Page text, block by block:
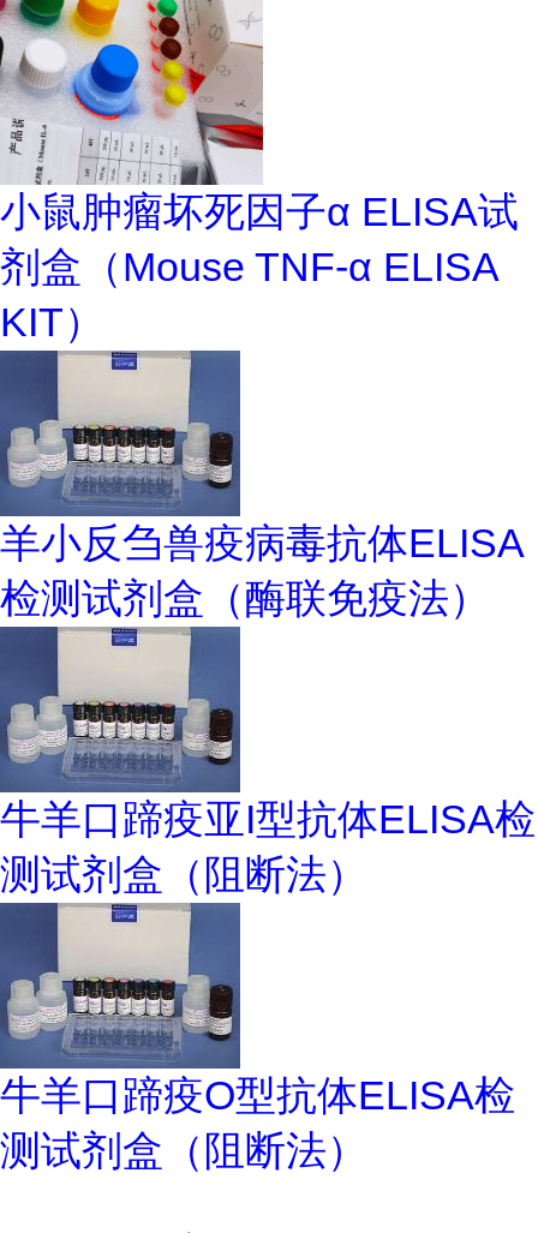
小鼠肿瘤坏死因子α ELISA试
剂盒（Mouse TNF-α ELISA
KIT）
羊小反刍兽疫病毒抗体ELISA
检测试剂盒（酶联免疫法）
牛羊口蹄疫亚I型抗体ELISA检
测试剂盒（阻断法）
牛羊口蹄疫O型抗体ELISA检
测试剂盒（阻断法）